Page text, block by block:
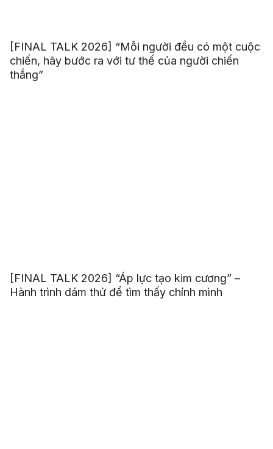
[FINAL TALK 2026] “Mỗi người đều có một cuộc
chiến, hãy bước ra với tư thế của người chiến
thắng”
[FINAL TALK 2026] “Áp lực tạo kim cương” –
Hành trình dám thử để tìm thấy chính mình